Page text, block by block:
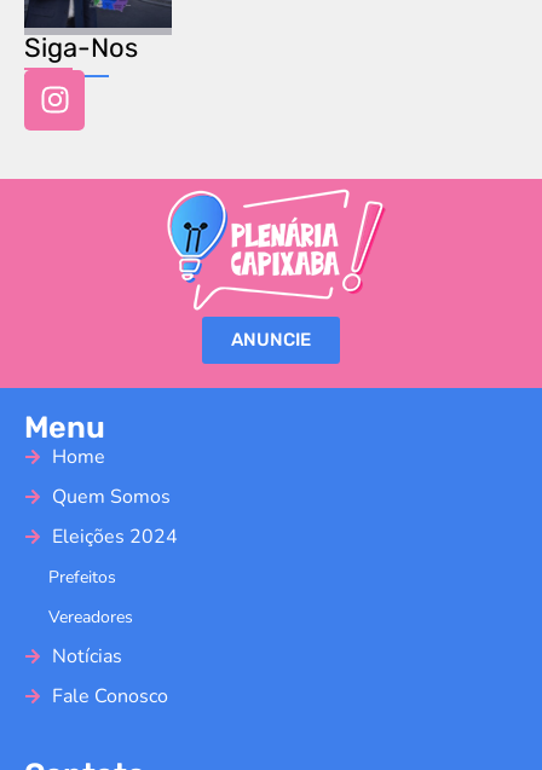
Siga-Nos
ANUNCIE
Menu
Home
Quem Somos
Eleições 2024
Prefeitos
Vereadores
Notícias
Fale Conosco